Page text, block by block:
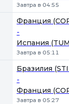
Завтра в 04:55
Франция
-
Испания
Завтра в 05:11
Бразилия
-
Франция
Завтра в 05:27